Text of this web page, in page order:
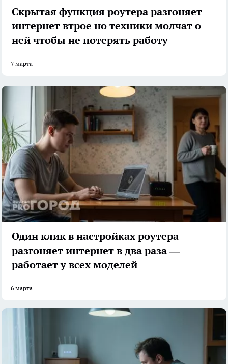
Скрытая функция роутера разгоняет
интернет втрое но техники молчат о
ней чтобы не потерять работу
7 марта
Один клик в настройках роутера
разгоняет интернет в два раза —
работает у всех моделей
6 марта